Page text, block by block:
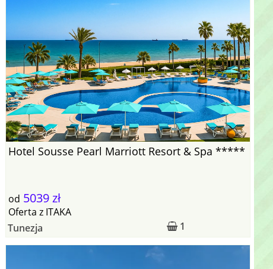
Hotel Sousse Pearl Marriott Resort & Spa *****
od 5039 zł
1
Oferta z ITAKA
Tunezja